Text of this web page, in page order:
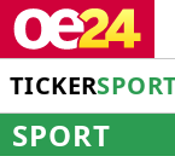
TICKER
SPORT